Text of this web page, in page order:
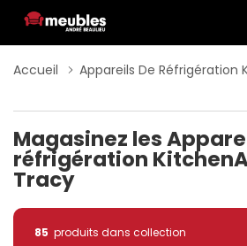
Accueil Appareils De Réfrigération
Magasinez les
réfrigération
Tracy
85 produits dans collection